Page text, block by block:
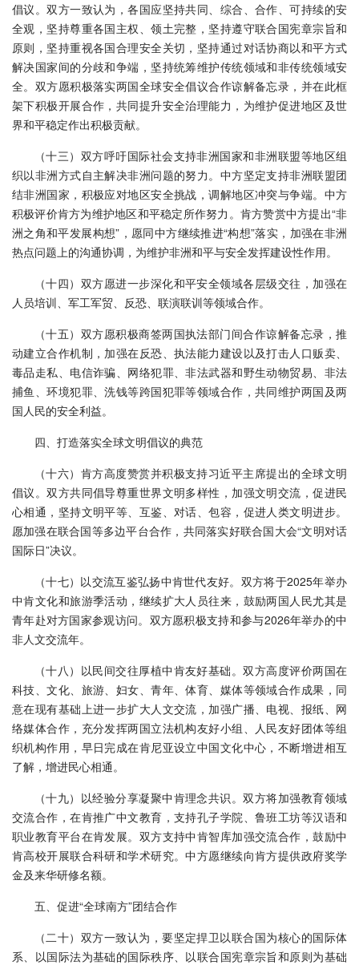
倡议。双方一致认为，各国应坚持共同、综合、合作、可持续的安
全观，坚持尊重各国主权、领土完整，坚持遵守联合国宪章宗旨和
原则，坚持重视各国合理安全关切，坚持通过对话协商以和平方式
解决国家间的分歧和争端，坚持统筹维护传统领域和非传统领域安
全。双方愿积极落实两国全球安全倡议合作谅解备忘录，并在此框
架下积极开展合作，共同提升安全治理能力，为维护促进地区及世
界和平稳定作出积极贡献。
（十三）双方呼吁国际社会支持非洲国家和非洲联盟等地区组
织以非洲方式自主解决非洲问题的努力。中方坚定支持非洲联盟团
结非洲国家，积极应对地区安全挑战，调解地区冲突与争端。中方
积极评价肯方为维护地区和平稳定所作努力。肯方赞赏中方提出“非
洲之角和平发展构想”，愿同中方继续推进“构想”落实，加强在非洲
热点问题上的沟通协调，为维护非洲和平与安全发挥建设性作用。
（十四）双方愿进一步深化和平安全领域各层级交往，加强在
人员培训、军工军贸、反恐、联演联训等领域合作。
（十五）双方愿积极商签两国执法部门间合作谅解备忘录，推
动建立合作机制，加强在反恐、执法能力建设以及打击人口贩卖、
毒品走私、电信诈骗、网络犯罪、非法武器和野生动物贸易、非法
捕鱼、环境犯罪、洗钱等跨国犯罪等领域合作，共同维护两国及两
国人民的安全利益。
四、打造落实全球文明倡议的典范
（十六）肯方高度赞赏并积极支持习近平主席提出的全球文明
倡议。双方共同倡导尊重世界文明多样性，加强文明交流，促进民
心相通，坚持文明平等、互鉴、对话、包容，促进人类文明进步。
愿加强在联合国等多边平台合作，共同落实好联合国大会“文明对话
国际日”决议。
（十七）以交流互鉴弘扬中肯世代友好。双方将于2025年举办
中肯文化和旅游季活动，继续扩大人员往来，鼓励两国人民尤其是
青年赴对方国家参观访问。双方愿积极支持和参与2026年举办的中
非人文交流年。
（十八）以民间交往厚植中肯友好基础。双方高度评价两国在
科技、文化、旅游、妇女、青年、体育、媒体等领域合作成果，同
意在现有基础上进一步扩大人文交流，加强广播、电视、报纸、网
络媒体合作，充分发挥两国立法机构友好小组、人民友好团体等组
织机构作用，早日完成在肯尼亚设立中国文化中心，不断增进相互
了解，增进民心相通。
（十九）以经验分享凝聚中肯理念共识。双方将加强教育领域
交流合作，在肯推广中文教育，支持孔子学院、鲁班工坊等汉语和
职业教育平台在肯发展。双方支持中肯智库加强交流合作，鼓励中
肯高校开展联合科研和学术研究。中方愿继续向肯方提供政府奖学
金及来华研修名额。
五、促进“全球南方”团结合作
（二十）双方一致认为，要坚定捍卫以联合国为核心的国际体
系、以国际法为基础的国际秩序、以联合国宪章宗旨和原则为基础